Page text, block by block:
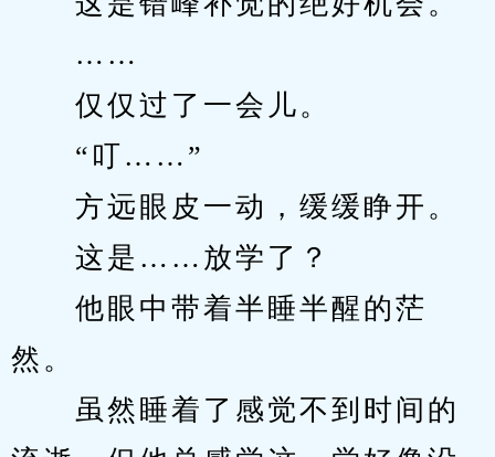
……
仅仅过了一会儿。
“叮……”
方远眼皮一动，缓缓睁开。
这是……放学了？
他眼中带着半睡半醒的茫
然。
虽然睡着了感觉不到时间的